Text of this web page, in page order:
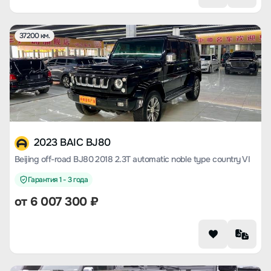
37200 км.
2023 BAIC BJ80
Beijing off-road BJ80 2018 2.3T automatic noble type country VI
Гарантия 1 - 3 года
от 6 007 300₽